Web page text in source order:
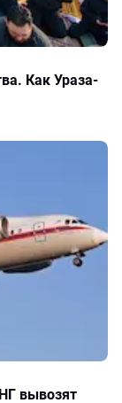
Как Ураза-
вывозят